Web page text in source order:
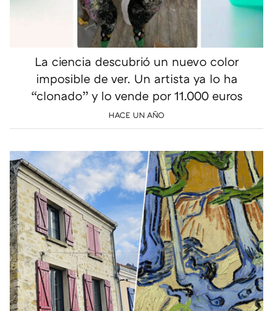
La ciencia descubrió un nuevo color
imposible de ver. Un artista ya lo ha
“clonado” y lo vende por 11.000 euros
HACE UN AÑO